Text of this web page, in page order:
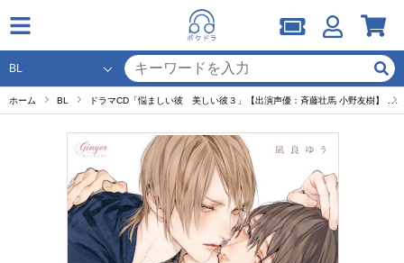
ホーム BL ドラマCD「悩ましい彼 美しい彼３」【出演声優：斉藤壮馬 小野友樹】